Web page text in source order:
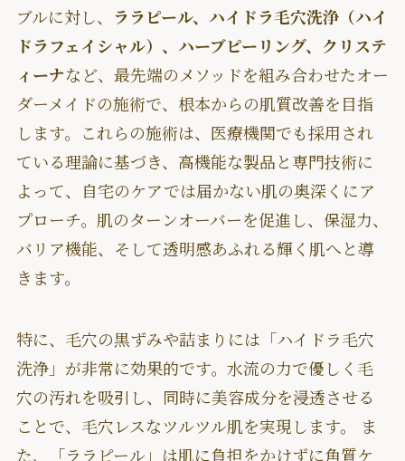
ブルに対し、
ララピール、ハイドラ毛穴洗浄（ハイ
ドラフェイシャル）、ハーブピーリング、クリステ
ィーナなど、最先端のメソッドを組み合わせたオー
ダーメイドの施術で、根本からの肌質改善を目指
します。これらの施術は、医療機関でも採用され
ている理論に基づき、高機能な製品と専門技術に
よって、自宅のケアでは届かない肌の奥深くにア
プローチ。肌のターンオーバーを促進し、保湿力、
バリア機能、そして透明感あふれる輝く肌へと導
きます。
特に、毛穴の黒ずみや詰まりには「ハイドラ毛穴
洗浄」が非常に効果的です。水流の力で優しく毛
穴の汚れを吸引し、同時に美容成分を浸透させる
ことで、毛穴レスなツルツル肌を実現します。 ま
た、「ララピール」は肌に負担をかけずに角質ケ